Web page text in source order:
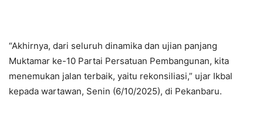
“Akhirnya, dari seluruh dinamika dan ujian panjang
Muktamar ke-10 Partai Persatuan Pembangunan, kita
menemukan jalan terbaik, yaitu rekonsiliasi,” ujar Ikbal
kepada wartawan, Senin (6/10/2025), di Pekanbaru.